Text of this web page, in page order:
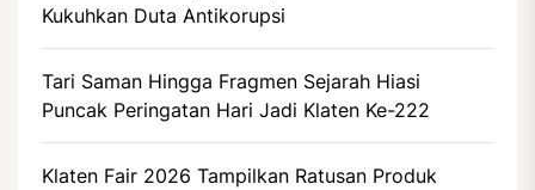
Kukuhkan Duta Antikorupsi
Tari Saman Hingga Fragmen Sejarah Hiasi
Puncak Peringatan Hari Jadi Klaten Ke-222
Klaten Fair 2026 Tampilkan Ratusan Produk